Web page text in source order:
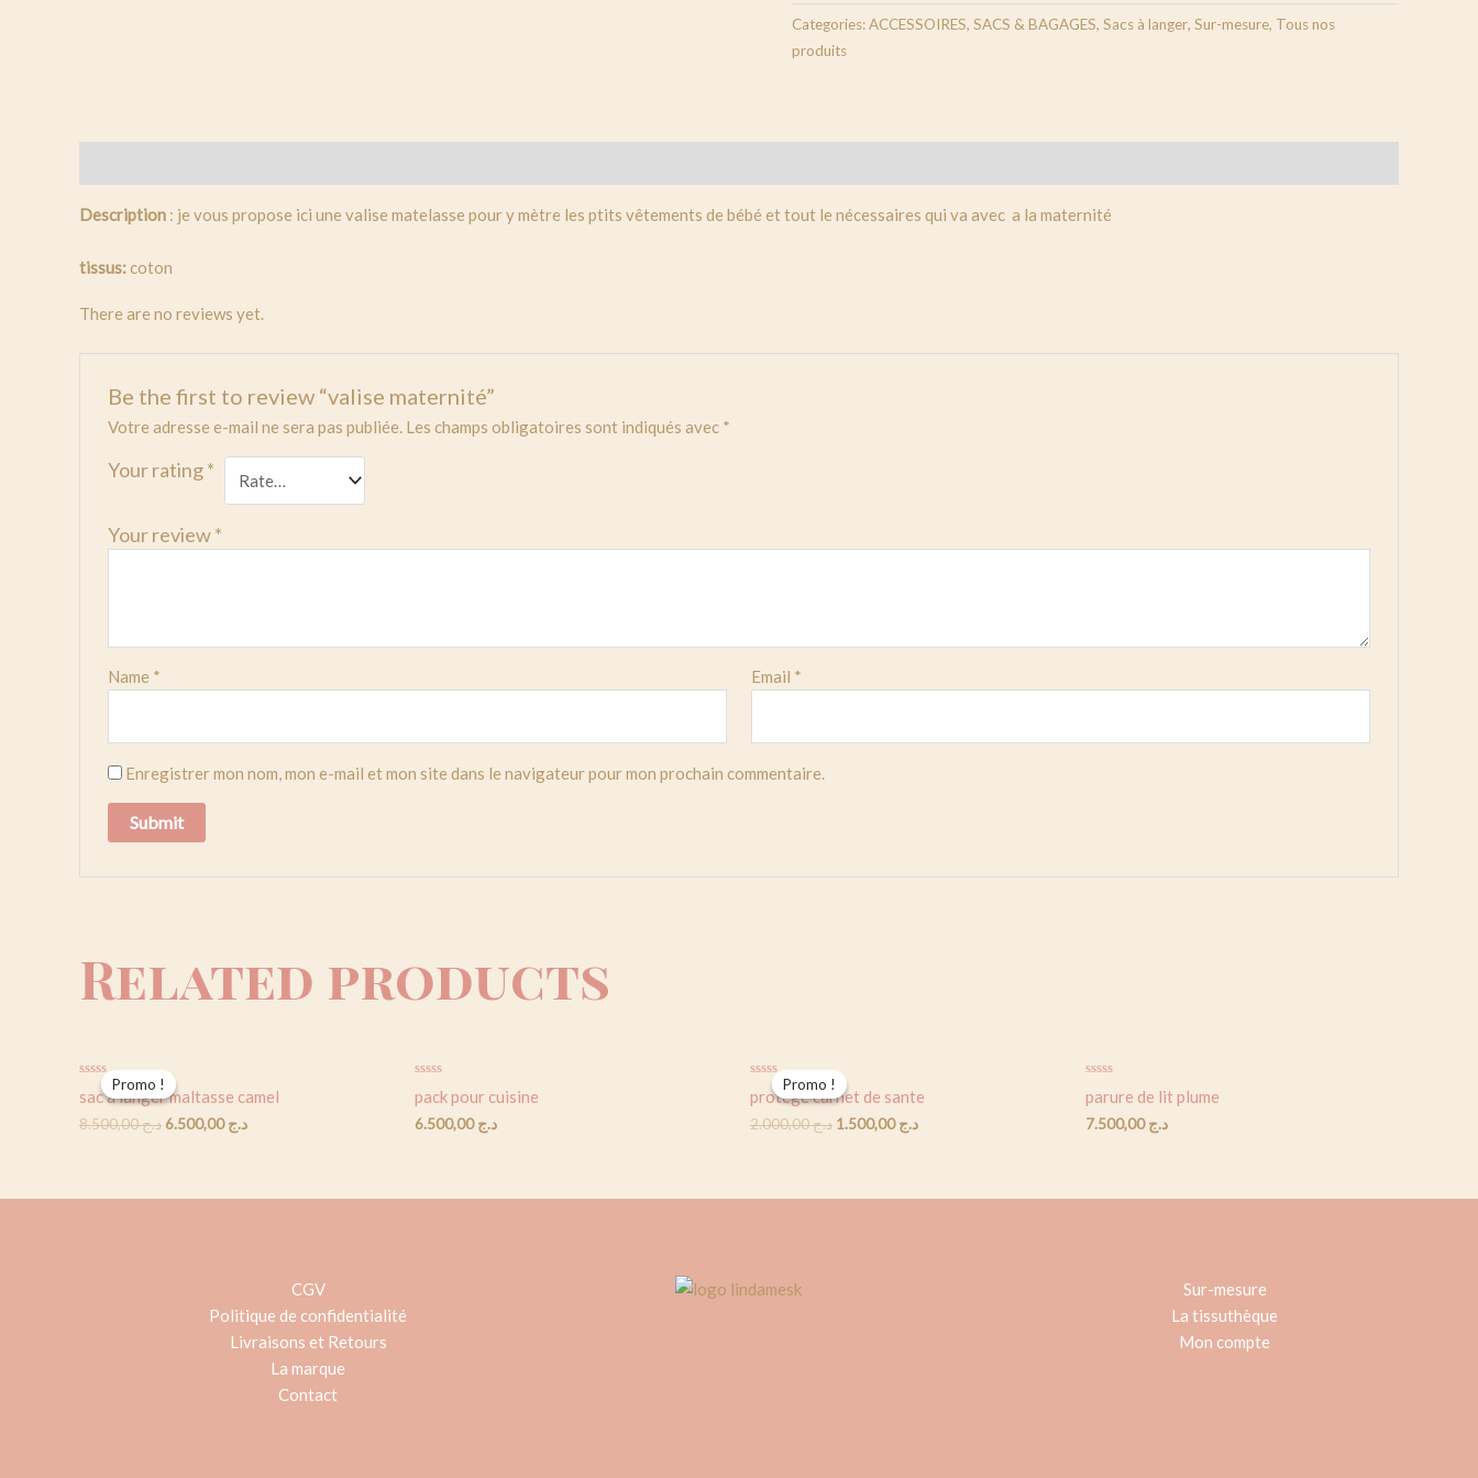
Categories:ACCESSOIRES, SACS & BAGAGES, Sacs à langer, Sur-mesure, Tous nos
produits
Description : je vous propose ici une valise matelasse pour y mètre les ptits vêtements de bébé et tout le nécessaires qui va avec a la maternité
tissus:coton
There are no reviews yet.
Be the first to review “valise maternité”
Votre adresse e-mail ne sera pas publiée. Les champs obligatoires sont indiqués avec *
Your rating*
Your review*
Name * Email *
Enregistrer mon nom, mon e-mail et mon site dans le navigateur pour mon prochain commentaire.
Related products
Promo !
Promo !
Rated
0
out
of
sac a langer maltasse camel
د.ج8.500,00 د.ج6.500,00
Rated
0
out
of
pack pour cuisine
د.ج6.500,00
Promo !
Promo !
Rated
0
out
of
protégé carnet de sante
د.ج2.000,00 د.ج1.500,00
0
out
of
parure de lit plume
د.ج7.500,00
CGV
Politique de confidentialité
Livraisons et Retours
La marque
Contact
Sur-mesure
La tissuthèque
Mon compte